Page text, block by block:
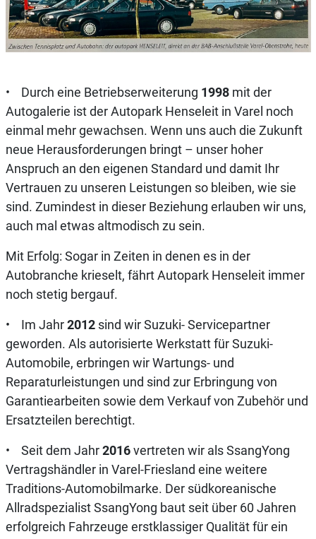
• Durch eine Betriebserweiterung 1998mit der
Autogalerie ist der Autopark Henseleit in Varel noch
einmal mehr gewachsen. Wenn uns auch die Zukunft
neue Herausforderungen bringt – unser hoher
Anspruch an den eigenen Standard und damit Ihr
Vertrauen zu unseren Leistungen so bleiben, wie sie
sind. Zumindest in dieser Beziehung erlauben wir uns,
auch mal etwas altmodisch zu sein.
Mit Erfolg: Sogar in Zeiten in denen es in der
Autobranche krieselt, fährt Autopark Henseleit immer
noch stetig bergauf.
• Im Jahr2012sind wir Suzuki- Servicepartner
geworden. Als autorisierte Werkstatt für Suzuki-
Automobile, erbringen wir Wartungs- und
Reparaturleistungen und sind zur Erbringung von
Garantiearbeiten sowie dem Verkauf von Zubehör und
Ersatzteilen berechtigt.
• Seit dem Jahr2016vertreten wir als SsangYong
Vertragshändler in Varel-Friesland eine weitere
Traditions-Automobilmarke. Der südkoreanische
Allradspezialist SsangYong baut seit über 60 Jahren
erfolgreich Fahrzeuge erstklassiger Qualität für ein